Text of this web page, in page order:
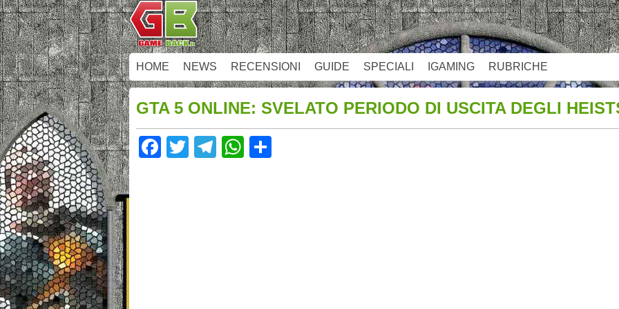
HOME NEWS RECENSIONI GUIDE SPECIALI IGAMING RUBRICHE
GTA 5 ONLINE: SVELATO PERIODO DI USCITA DEGLI
Facebook
TwitterTelegram
WhatsApp